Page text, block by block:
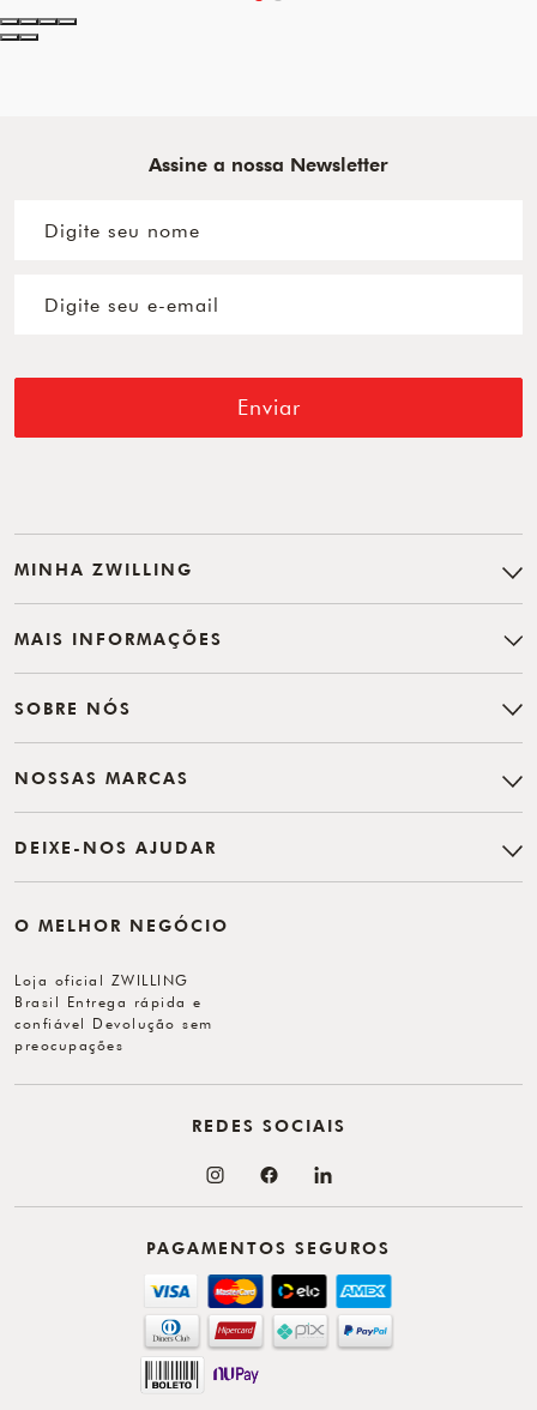
Assine a nossa Newsletter
Enviar
MINHA ZWILLING
MAIS INFORMAÇÕES
SOBRE NÓS
NOSSAS MARCAS
DEIXE-NOS AJUDAR
O MELHOR NEGÓCIO
Loja oficial ZWILLING
Brasil Entrega rápida e
confiável Devolução sem
preocupações
PAGAMENTOS SEGUROS
REDES SOCIAIS